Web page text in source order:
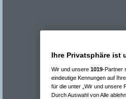
Ihre Privatsphäre ist
Wir und unsere 1019-Partner
eindeutige Kennungen auf
für die unter „Wir und unsere
Durch Auswahl von Alle